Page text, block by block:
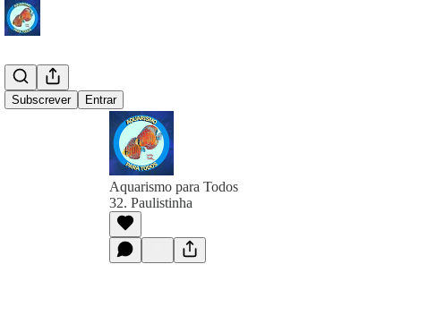
Subscrever Entrar
Aquarismo para Todos
32. Paulistinha